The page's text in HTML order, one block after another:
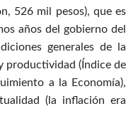
526 mil pesos), que es
años del gobierno del
generales de la
productividad (Índice de
a la Economía),
(la inflación era